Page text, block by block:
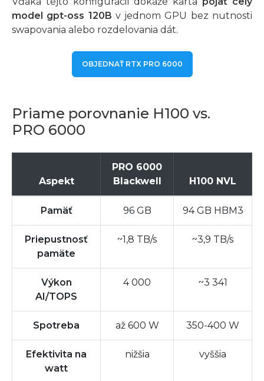
model gpt-oss 120B v jednom GPU bez nutnosti
swapovania alebo rozdelovania dát.
OBJEDNAŤ RTX PRO 6000
Priame porovnanie H100 vs.
PRO 6000
Aspekt
PRO 6000
Blackwell
H100 NVL
Pamäť 96 GB 94 GB HBM3
Priepustnosť
pamäte
~1,8 TB/s ~3,9 TB/s
Výkon
AI/TOPS
4 000 ~3 341
Spotreba až 600 W 350-400 W
Efektivita na
watt
nižšia vyššia